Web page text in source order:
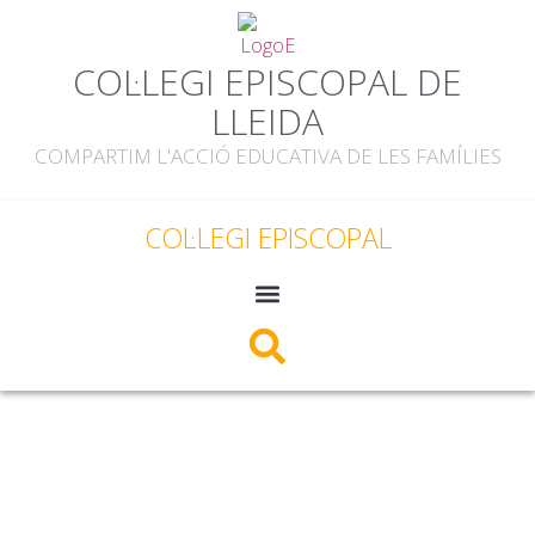
COL·LEGI EPISCOPAL DE
LLEIDA
COMPARTIM L'ACCIÓ EDUCATIVA DE LES FAMÍLIES
COL·LEGI EPISCOPAL